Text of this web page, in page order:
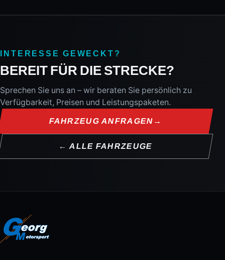
INTERESSE GEWECKT?
BEREIT FÜR DIE STRECKE?
Sprechen Sie uns an – wir beraten Sie persönlich zu
Verfügbarkeit, Preisen und Leistungspaketen.
FAHRZEUG ANFRAGEN→
← ALLE FAHRZEUGE